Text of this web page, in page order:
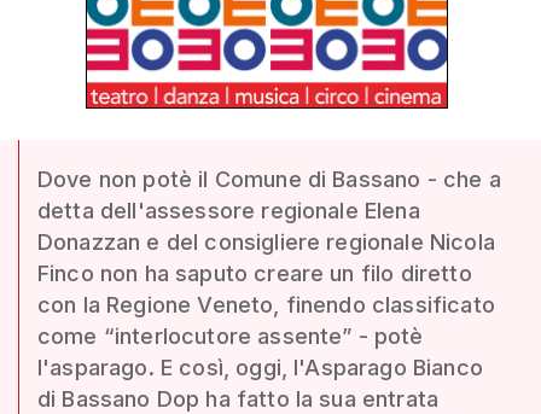
Dove non potè il Comune di Bassano - che a
detta dell'assessore regionale Elena
Donazzan e del consigliere regionale Nicola
Finco non ha saputo creare un filo diretto
con la Regione Veneto, finendo classificato
come “interlocutore assente” - potè
l'asparago. E così, oggi, l'Asparago Bianco
di Bassano Dop ha fatto la sua entrata